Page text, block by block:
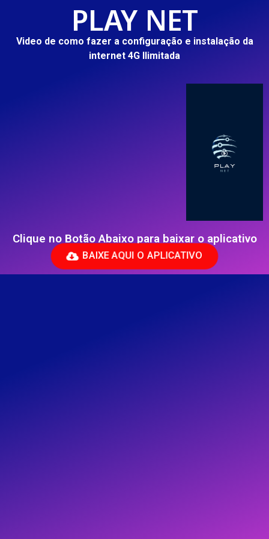
PLAY NET
Video de como fazer a configuração e instalação da
internet 4G Ilimitada
Clique no Botão Abaixo para baixar o aplicativo
BAIXE AQUI O APLICATIVO